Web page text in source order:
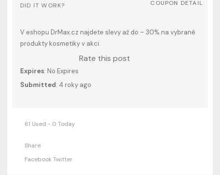
DID IT WORK? COUPON DETAIL
V eshopu DrMax.cz najdete slevy až do – 30% na vybrané
produkty kosmetiky v akci.
Rate this post
Expires: No Expires
Submitted: 4 roky ago
61 Used - 0 Today
Share
FacebookTwitter